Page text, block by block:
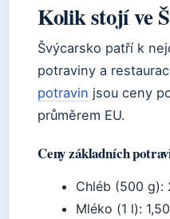
Kolik stojí ve
Švýcarsko patří k
potraviny a
potravin jsou ceny
průměrem EU.
Ceny základních
Chléb (500 g):
Mléko (1 l):